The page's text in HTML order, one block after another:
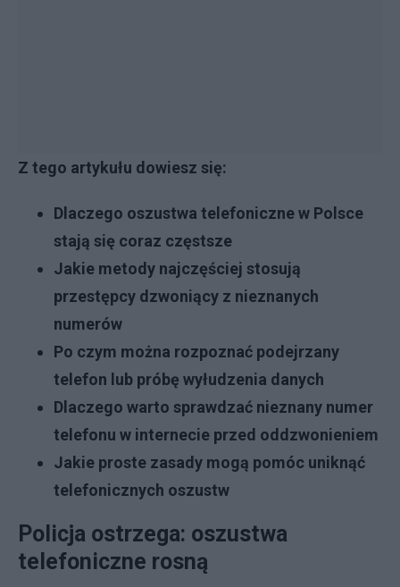
Z tego artykułu dowiesz się:
Dlaczego oszustwa telefoniczne w Polsce
stają się coraz częstsze
Jakie metody najczęściej stosują
przestępcy dzwoniący z nieznanych
numerów
Po czym można rozpoznać podejrzany
telefon lub próbę wyłudzenia danych
Dlaczego warto sprawdzać nieznany numer
telefonu w internecie przed oddzwonieniem
Jakie proste zasady mogą pomóc uniknąć
telefonicznych oszustw
Policja ostrzega: oszustwa
telefoniczne rosną